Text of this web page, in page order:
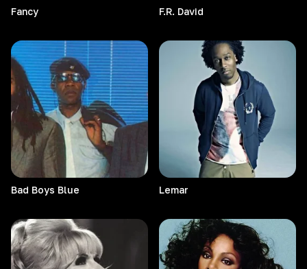
Fancy F.R. David
Bad Boys Blue Lemar